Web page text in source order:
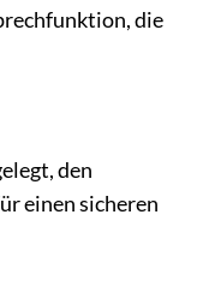
die
den
einen sicheren